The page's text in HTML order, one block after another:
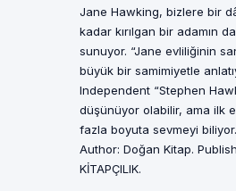
Jane Hawking, bizlere bir
kadar kırılgan bir adamın
sunuyor. “Jane evliliğinin
büyük bir samimiyetle
Independent “Stephen
düşünüyor olabilir, ama ilk
fazla boyuta sevmeyi
Author: Doğan Kitap.
KİTAPÇILIK.